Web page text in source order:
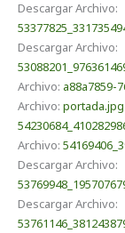
Descargar Archivo:
Descargar Archivo:
Archivo: a88a7859-
Archivo:portada.jpg
Archivo:
Descargar Archivo:
Descargar Archivo: